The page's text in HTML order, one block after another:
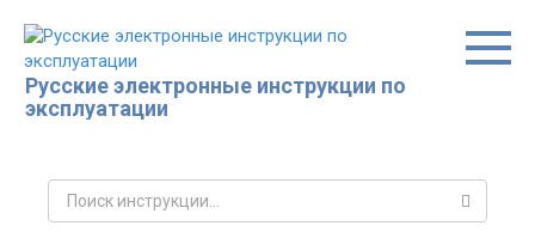
контенту
Русские электронные инструкции по
эксплуатации
Поиск: